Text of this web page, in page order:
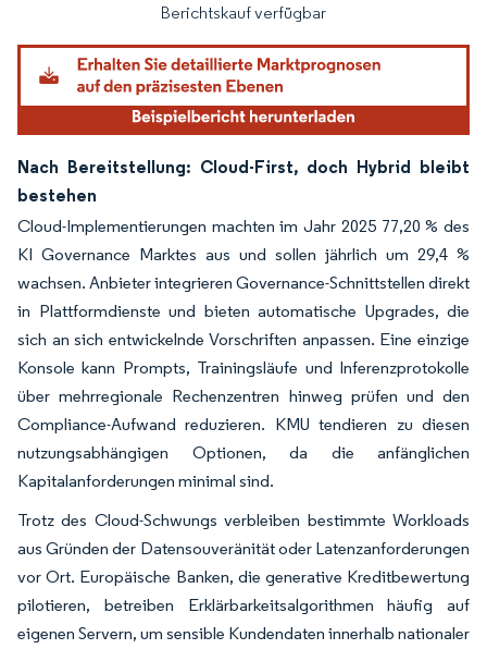
Berichtskauf verfügbar
Nach Bereitstellung: Cloud-First, doch Hybrid bleibt
bestehen
Cloud-Implementierungen machten im Jahr 2025 77,20 % des
KI Governance Marktes aus und sollen jährlich um 29,4 %
wachsen. Anbieter integrieren Governance-Schnittstellen direkt
in Plattformdienste und bieten automatische Upgrades, die
sich an sich entwickelnde Vorschriften anpassen. Eine einzige
Konsole kann Prompts, Trainingsläufe und Inferenzprotokolle
über mehrregionale Rechenzentren hinweg prüfen und den
Compliance-Aufwand reduzieren. KMU tendieren zu diesen
nutzungsabhängigen Optionen, da die anfänglichen
Kapitalanforderungen minimal sind.
Trotz des Cloud-Schwungs verbleiben bestimmte Workloads
aus Gründen der Datensouveränität oder Latenzanforderungen
vor Ort. Europäische Banken, die generative Kreditbewertung
pilotieren, betreiben Erklärbarkeitsalgorithmen häufig auf
eigenen Servern, um sensible Kundendaten innerhalb nationaler